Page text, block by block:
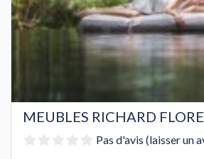
MEUBLES RICHARD
Pas d'avis (laisser un